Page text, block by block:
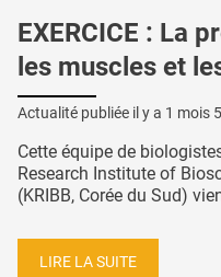
EXERCICE : La
les muscles et
Actualité publiée il y a 1 mois
Cette équipe de
Research Institute of
(KRIBB, Corée du Sud)
LIRE LA SUITE